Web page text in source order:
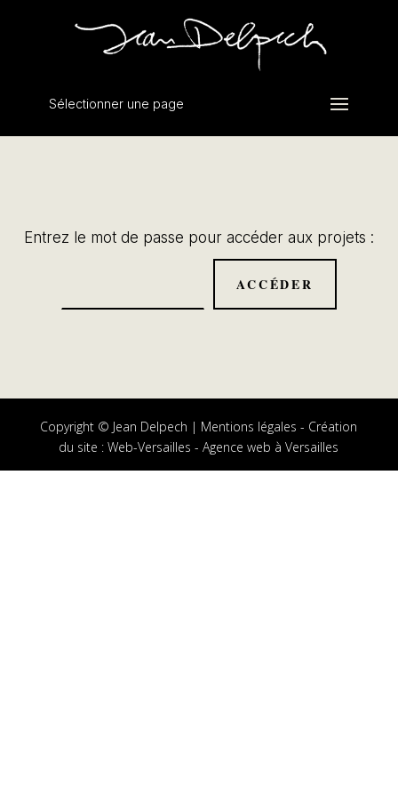
Sélectionner une page
Entrez le mot de passe pour accéder aux projets :
Copyright © Jean Delpech | Mentions légales - Création
du site :Web-Versailles - Agence web à Versailles